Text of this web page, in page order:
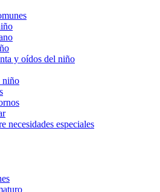
y oídos del niño
niño
necesidades especiales